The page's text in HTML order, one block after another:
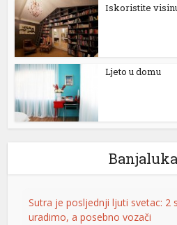
Iskoristite
Ljeto u domu
Sutra je posljednji ljuti svetac: 2
uradimo, a posebno vozači